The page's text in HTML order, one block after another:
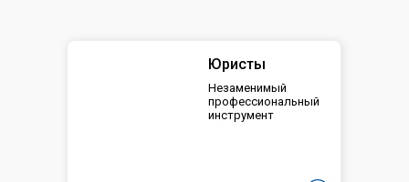
Юристы
Незаменимый
профессиональный
инструмент